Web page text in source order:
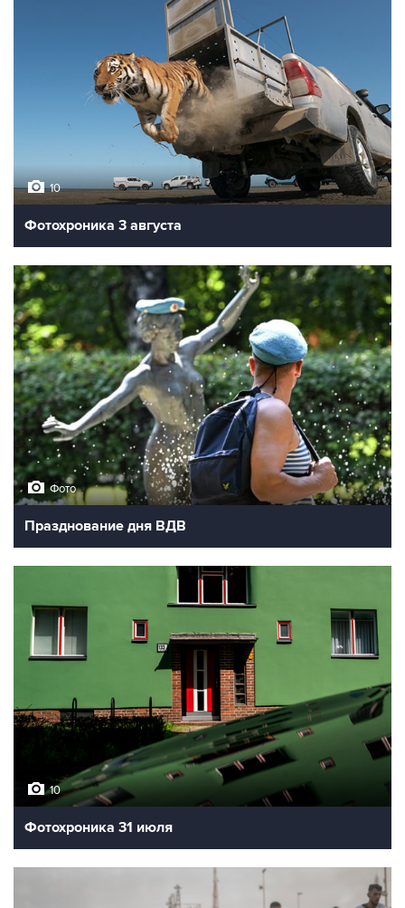
10
Фотохроника 3 августа
Фото
Празднование дня ВДВ
10
Фотохроника 31 июля